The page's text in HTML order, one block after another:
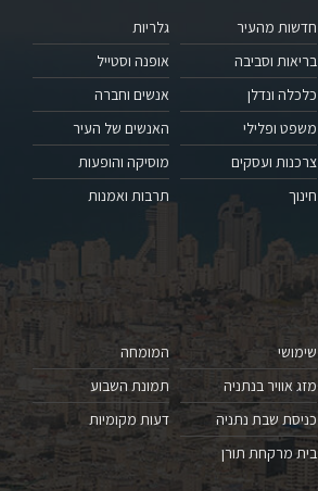
חדשות מהעיר
בריאות וסביבה
כלכלה ונדלן
משפט ופלילי
צרכנות ועסקים
חינוך
גלריות
אופנה וסטייל
אנשים וחברה
האנשים של העיר
מוסיקה והופעות
תרבות ואמנות
שימושי
מזג אוויר בנתניה
כניסת שבת נתניה
בית מרקחת תורן
המומחה
תמונת השבוע
דעות מקומיות